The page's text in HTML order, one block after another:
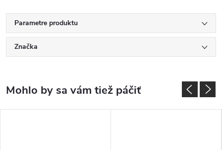
Parametre produktu
Značka